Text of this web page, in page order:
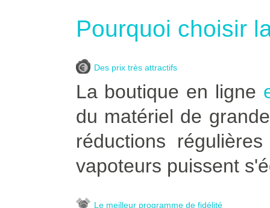
Pourquoi choisir
Des prix très attractifs
La boutique en ligne
du matériel de
réductions
vapoteurs puissent
Le meilleur programme de fidélité